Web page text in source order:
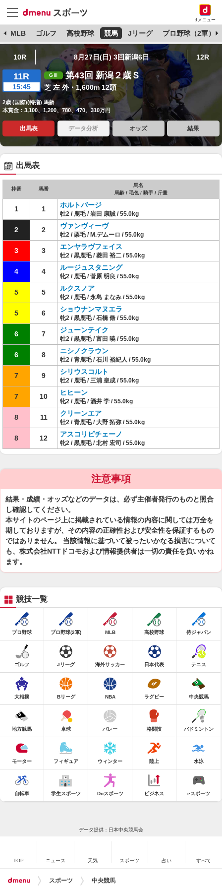
dメニュー
MLB ゴルフ 高校野球 競馬 Jリーグ プロ野球（2軍）
10R 8月27日(日) 3回新潟6日 12R
11R
15:45
第43回 新潟２歳Ｓ
芝 左 外・1,600m 12頭
2歳 (国際)(特指) 馬齢
本賞金：3,100、1,200、780、470、310万円
出馬表 データ分析 オッズ 結果
出馬表
枠番 馬番
馬名
馬齢 / 毛色 / 騎手 / 斤量
1 1 ホルトバージ
牡2 / 鹿毛 / 岩田 康誠 / 55.0kg
2 2 ヴァンヴィーヴ
牡2 / 栗毛 / M.デムーロ / 55.0kg
3 3 エンヤラヴフェイス
牡2 / 黒鹿毛 / 菱田 裕二 / 55.0kg
4 4 ルージュスタニング
牝2 / 鹿毛 / 菅原 明良 / 55.0kg
5 5 ルクスノア
牝2 / 鹿毛 / 永島 まなみ / 55.0kg
5 6 ショウナンマヌエラ
牝2 / 黒鹿毛 / 石橋 脩 / 55.0kg
6 7 ジューンテイク
牡2 / 黒鹿毛 / 富田 暁 / 55.0kg
6 8 ニシノクラウン
牡2 / 青鹿毛 / 石川 裕紀人 / 55.0kg
7 9 シリウスコルト
牡2 / 鹿毛 / 三浦 皇成 / 55.0kg
7 10 ヒヒーン
牝2 / 鹿毛 / 酒井 学 / 55.0kg
8 11 クリーンエア
牡2 / 青鹿毛 / 大野 拓弥 / 55.0kg
8 12 アスコリピチェーノ
牝2 / 黒鹿毛 / 北村 宏司 / 55.0kg
注意事項
結果・成績・オッズなどのデータは、必ず主催者発行のものと照合
し確認してください。
本サイトのページ上に掲載されている情報の内容に関しては万全を
期しておりますが、その内容の正確性および安全性を保証するもの
ではありません。 当該情報に基づいて被ったいかなる損害について
も、株式会社NTTドコモおよび情報提供者は一切の責任を負いかね
ます。
競技一覧
プロ野球 プロ野球(2軍) MLB 高校野球 侍ジャパン
ゴルフ Jリーグ 海外サッカー 日本代表 テニス
大相撲 Bリーグ NBA ラグビー 中央競馬
地方競馬 卓球 バレー 格闘技 バドミントン
モーター フィギュア ウィンター 陸上 水泳
自転車 学生スポーツ Doスポーツ ビジネス eスポーツ
データ提供：日本中央競馬会
TOP ニュース 天気 スポーツ 占い すべて
スポーツ 中央競馬